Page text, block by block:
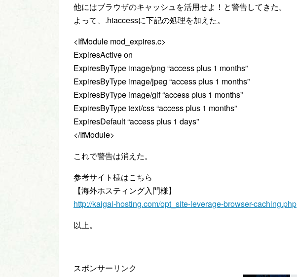
他にはブラウザのキャッシュを活用せよ！と警告してきた。
よって、.htaccessに下記の処理を加えた。
<IfModule mod_expires.c>
ExpiresActive on
ExpiresByType image/png “access plus 1 months”
ExpiresByType image/jpeg “access plus 1 months”
ExpiresByType image/gif “access plus 1 months”
ExpiresByType text/css “access plus 1 months”
ExpiresDefault “access plus 1 days”
</IfModule>
これで警告は消えた。
参考サイト様はこちら
【海外ホスティング入門様】
http://kaigai-hosting.com/opt_site-leverage-browser-caching.php
以上。
スポンサーリンク